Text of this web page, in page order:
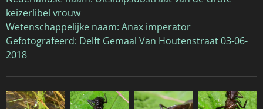
keizerlibel vrouw
Wetenschappelijke naam: Anax imperator
Gefotografeerd: Delft Gemaal Van Houtenstraat 03-06-
2018